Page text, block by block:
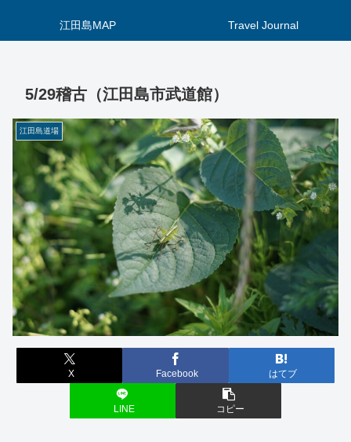
江田島MAP Travel Journal
5/29稽古（江田島市武道館）
江田島道場
X Facebook はてブ
LINE コピー